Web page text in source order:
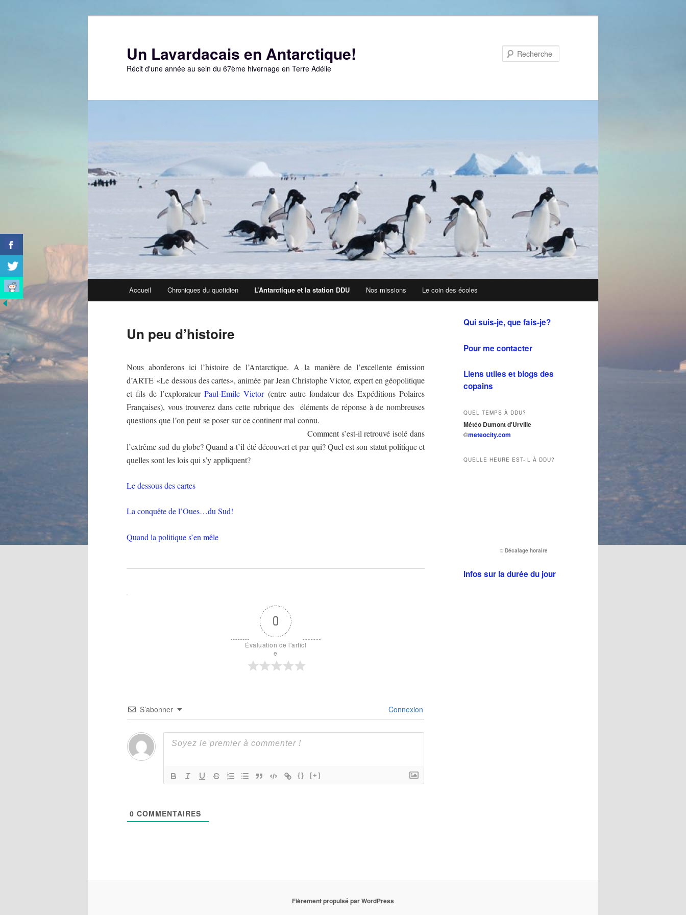
Un Lavardacais en Antarctique!
Récit d'une année au sein du 67ème hivernage en Terre Adélie
Accueil Chroniques du quotidien L’Antarctique et la station DDU Nos missions Le coin des écoles
Un peu d’histoire
Nous aborderons ici l’histoire de l’Antarctique. A la manière de l’excellente émission
d’ARTE «Le dessous des cartes», animée par Jean Christophe Victor, expert en géopolitique
et fils de l’explorateurPaul-Emile Victor(entre autre fondateur des Expéditions Polaires
Françaises), vous trouverez dans cette rubrique des éléments de réponse à de nombreuses
questions que l’on peut se poser sur ce continent mal connu.
Comment s’est-il retrouvé isolé dans
l’extrême sud du globe? Quand a-t’il été découvert et par qui? Quel est son statut politique et
quelles sont les lois qui s’y appliquent?
Le dessous des cartes
La conquête de l’Oues…du Sud!
Quand la politique s’en mêle
0
Évaluation de l'articl
e
S’abonner Connexion
{} [+]
0 COMMENTAIRES
Qui suis-je, que fais-je?
Pour me contacter
Liens utiles et blogs des
copains
QUEL TEMPS À DDU?
Météo Dumont d'Urville
©meteocity.com
QUELLE HEURE EST-IL À DDU?
© Décalage horaire
Infos sur la durée du jour
Fièrement propulsé par WordPress